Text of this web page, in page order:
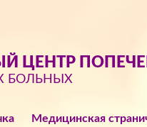
ЦЕНТР
БОЛЬНЫХ
Медицинская